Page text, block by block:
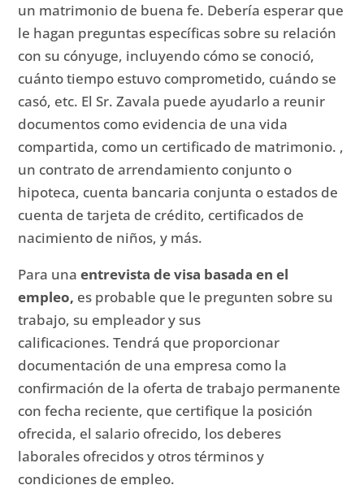
un matrimonio de buena fe. Debería esperar que
le hagan preguntas específicas sobre su relación
con su cónyuge, incluyendo cómo se conoció,
cuánto tiempo estuvo comprometido, cuándo se
casó, etc. El Sr. Zavala puede ayudarlo a reunir
documentos como evidencia de una vida
compartida, como un certificado de matrimonio. ,
un contrato de arrendamiento conjunto o
hipoteca, cuenta bancaria conjunta o estados de
cuenta de tarjeta de crédito, certificados de
nacimiento de niños, y más.
Para unaentrevista de visa basada en el
empleo, es probable que le pregunten sobre su
trabajo, su empleador y sus
calificaciones. Tendrá que proporcionar
documentación de una empresa como la
confirmación de la oferta de trabajo permanente
con fecha reciente, que certifique la posición
ofrecida, el salario ofrecido, los deberes
laborales ofrecidos y otros términos y
condiciones de empleo.